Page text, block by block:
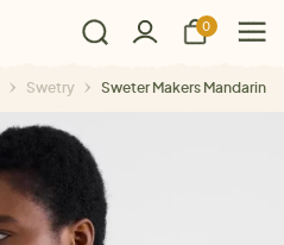
0
Swetry Sweter Makers Mandarin